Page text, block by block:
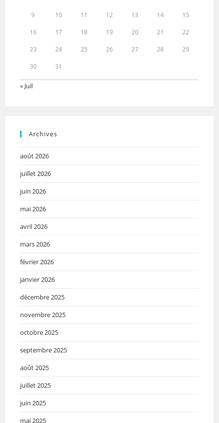
9 10 11 12 13 14 15
16 17 18 19 20 21 22
23 24 25 26 27 28 29
30 31
« Juil
Archives
août 2026
juillet 2026
juin 2026
mai 2026
avril 2026
mars 2026
février 2026
janvier 2026
décembre 2025
novembre 2025
octobre 2025
septembre 2025
août 2025
juillet 2025
juin 2025
mai 2025